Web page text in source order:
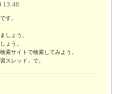
13:46
す。
しょう。
ょう。
索サイトで検索してみよう。
スレッド」で。